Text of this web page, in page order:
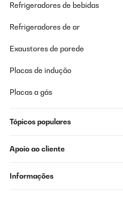
Refrigeradores de bebidas
Refrigeradores de ar
Exaustores de parede
Placas de indução
Placas a gás
Tópicos populares
Apoio ao cliente
Informações